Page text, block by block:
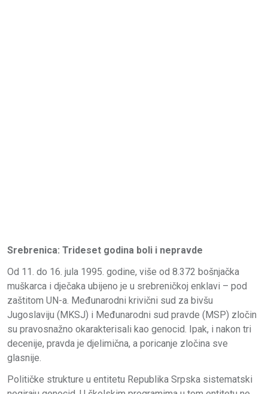
Srebrenica: Trideset godina boli i nepravde
Od 11. do 16. jula 1995. godine, više od 8.372 bošnjačka
muškarca i dječaka ubijeno je u srebreničkoj enklavi – pod
zaštitom UN-a. Međunarodni krivični sud za bivšu
Jugoslaviju (MKSJ) i Međunarodni sud pravde (MSP) zločin
su pravosnažno okarakterisali kao genocid. Ipak, i nakon tri
decenije, pravda je djelimična, a poricanje zločina sve
glasnije.
Političke strukture u entitetu Republika Srpska sistematski